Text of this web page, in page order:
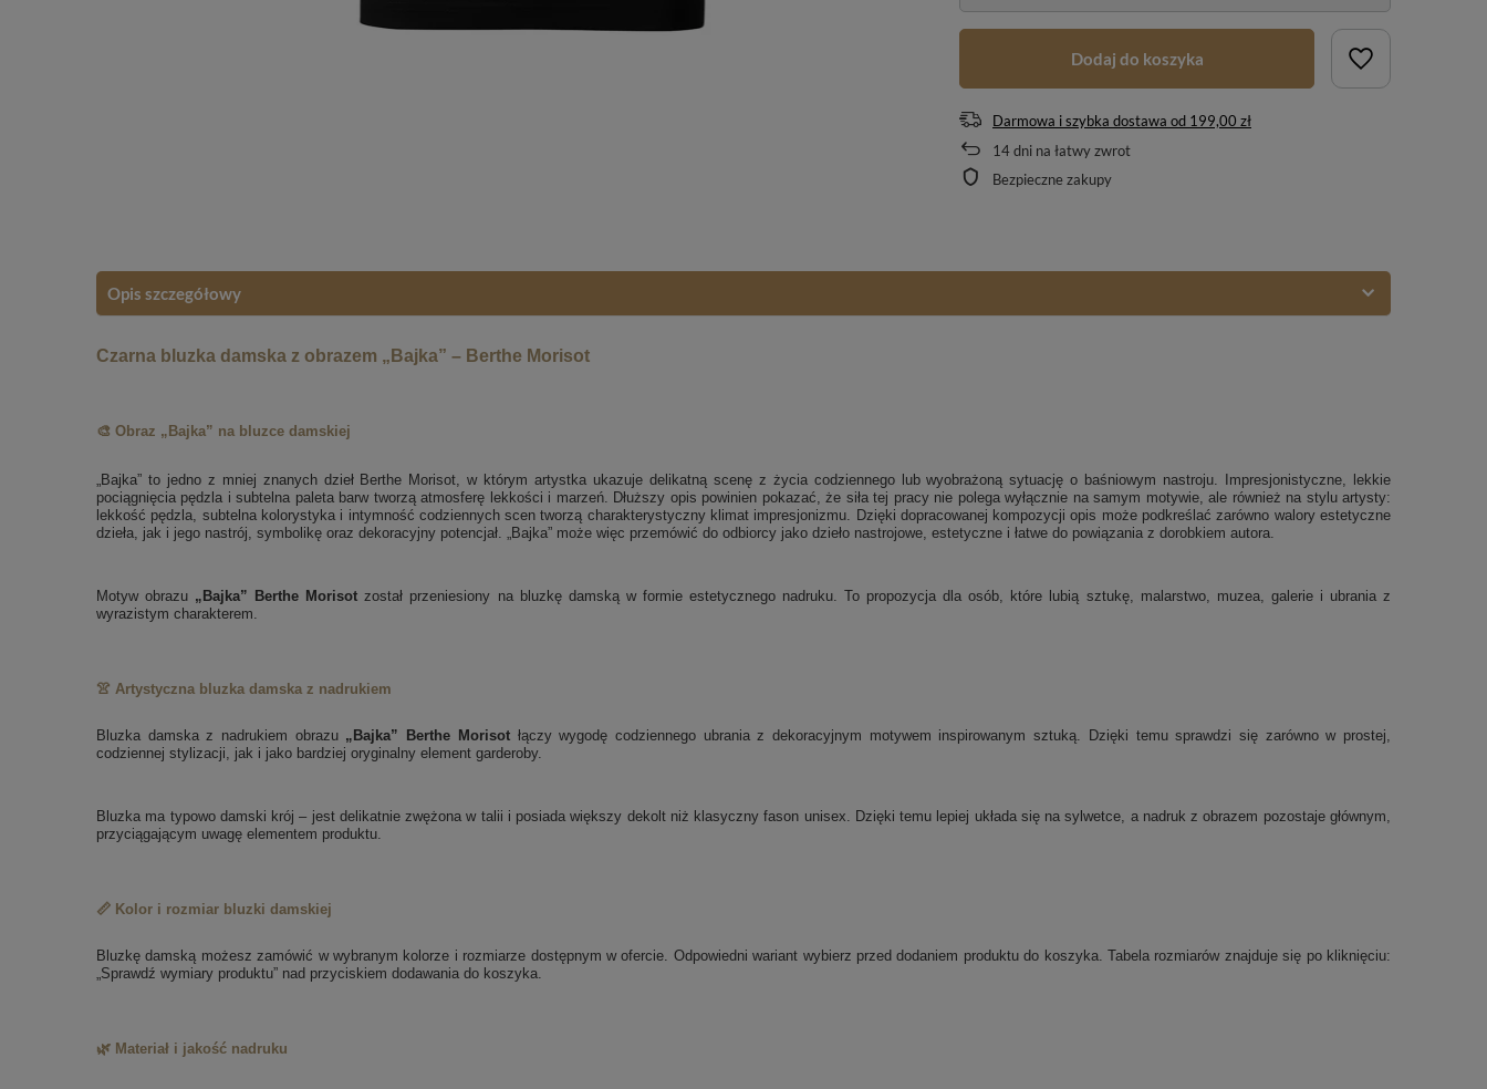
Dodaj do koszyka
Darmowa i szybka dostawa od 199,00 zł
14dni na łatwy zwrot
Bezpieczne zakupy
Opis szczegółowy
Czarna bluzka damska z obrazem „Bajka” – Berthe Morisot
🎨 Obraz „Bajka” na bluzce damskiej
„Bajka” to jedno z mniej znanych dzieł Berthe Morisot, w którym artystka ukazuje delikatną scenę z życia codziennego lub wyobrażoną sytuację o baśniowym nastroju. Impresjonistyczne, lekkie
pociągnięcia pędzla i subtelna paleta barw tworzą atmosferę lekkości i marzeń. Dłuższy opis powinien pokazać, że siła tej pracy nie polega wyłącznie na samym motywie, ale również na stylu artysty:
lekkość pędzla, subtelna kolorystyka i intymność codziennych scen tworzą charakterystyczny klimat impresjonizmu. Dzięki dopracowanej kompozycji opis może podkreślać zarówno walory estetyczne
dzieła, jak i jego nastrój, symbolikę oraz dekoracyjny potencjał. „Bajka” może więc przemówić do odbiorcy jako dzieło nastrojowe, estetyczne i łatwe do powiązania z dorobkiem autora.
Motyw obrazu „Bajka” Berthe Morisot został przeniesiony na bluzkę damską w formie estetycznego nadruku. To propozycja dla osób, które lubią sztukę, malarstwo, muzea, galerie i ubrania z
wyrazistym charakterem.
👚 Artystyczna bluzka damska z nadrukiem
Bluzka damska z nadrukiem obrazu „Bajka” Berthe Morisotłączy wygodę codziennego ubrania z dekoracyjnym motywem inspirowanym sztuką. Dzięki temu sprawdzi się zarówno w prostej,
codziennej stylizacji, jak i jako bardziej oryginalny element garderoby.
Bluzka ma typowo damski krój – jest delikatnie zwężona w talii i posiada większy dekolt niż klasyczny fason unisex. Dzięki temu lepiej układa się na sylwetce, a nadruk z obrazem pozostaje głównym,
przyciągającym uwagę elementem produktu.
📏 Kolor i rozmiar bluzki damskiej
Bluzkę damską możesz zamówić w wybranym kolorze i rozmiarze dostępnym w ofercie. Odpowiedni wariant wybierz przed dodaniem produktu do koszyka. Tabela rozmiarów znajduje się po kliknięciu:
„Sprawdź wymiary produktu” nad przyciskiem dodawania do koszyka.
🌿 Materiał i jakość nadruku